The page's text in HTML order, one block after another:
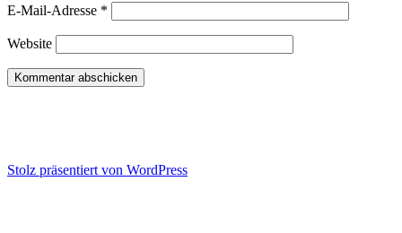
E-Mail-Adresse *
Website
Stolz präsentiert von WordPress